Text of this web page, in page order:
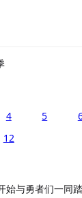
4 5
12
始与勇者们一同